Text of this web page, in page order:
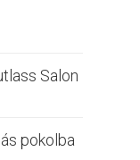
Salon
pokolba